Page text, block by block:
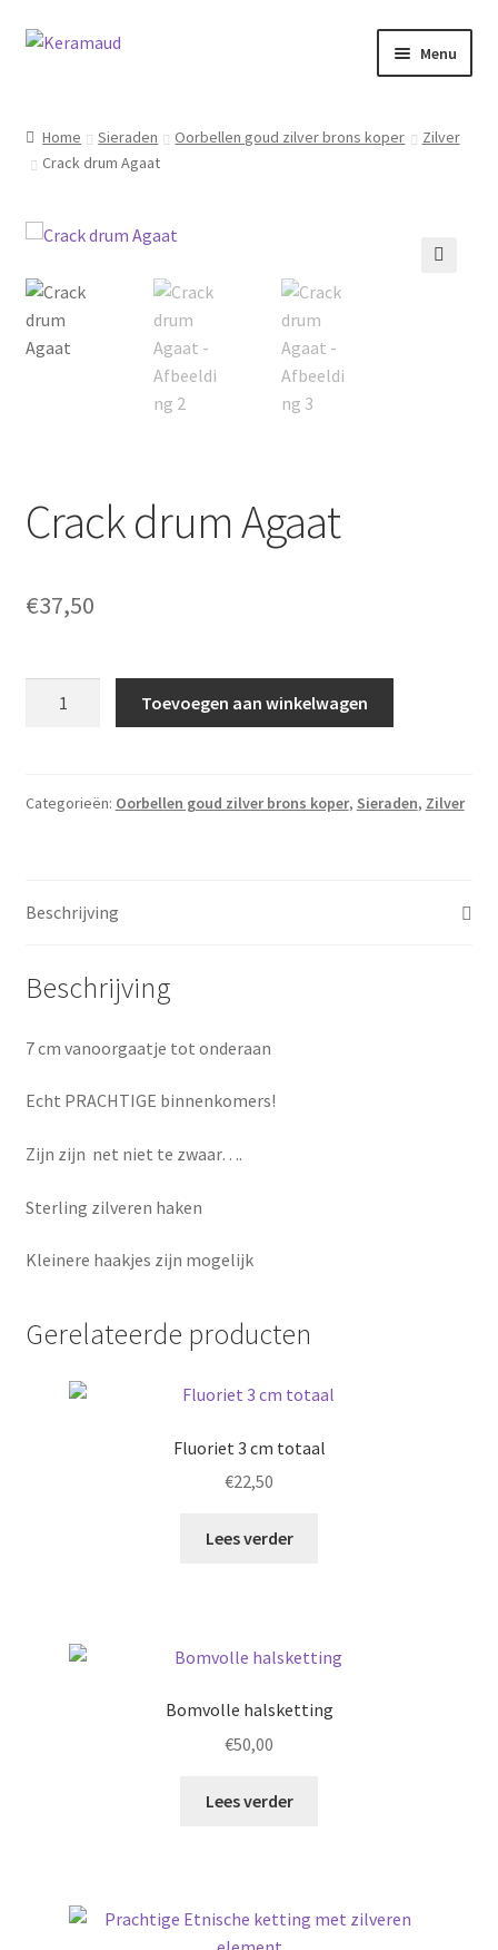
Ga
Ga
Menu
Over mij
Nieuws
Informatie
Contact
Home Sieraden Oorbellen goud zilver brons koper
Zilver
Crack drum Agaat
Crack drum Agaat
€37,50
Toevoegen aan winkelwagen
Categorieën: Oorbellen goud zilver brons koper, Sieraden, Zilver
Beschrijving
Beschrijving
7 cm vanoorgaatje tot onderaan
Echt PRACHTIGE binnenkomers!
Zijn zijn net niet te zwaar….
Sterling zilveren haken
Kleinere haakjes zijn mogelijk
Gerelateerde producten
Fluoriet 3 cm totaal
€22,50
Lees verder
Bomvolle halsketting
€50,00
Lees verder